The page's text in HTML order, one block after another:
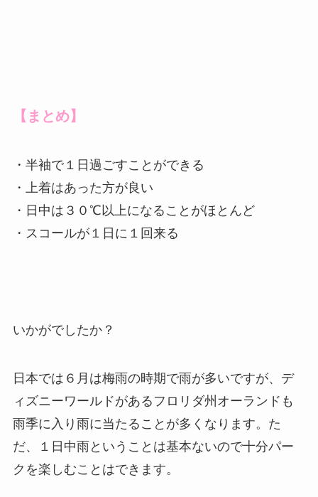
【まとめ】
・半袖で１日過ごすことができる
・上着はあった方が良い
・日中は３０℃以上になることがほとんど
・スコールが１日に１回来る
いかがでしたか？
日本では６月は梅雨の時期で雨が多いですが、デ
ィズニーワールドがあるフロリダ州オーランドも
雨季に入り雨に当たることが多くなります。た
だ、１日中雨ということは基本ないので十分パー
クを楽しむことはできます。